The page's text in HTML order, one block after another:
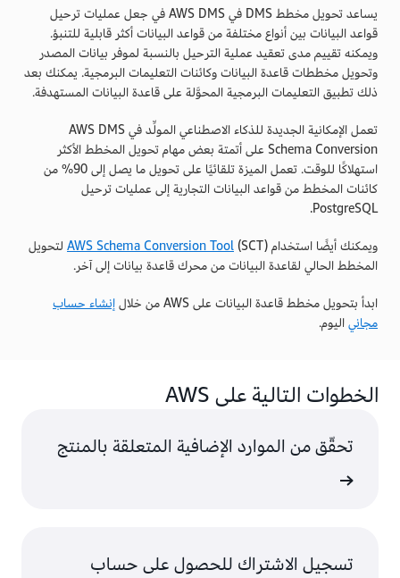
يساعد تحويل مخطط DMS في AWS DMS في جعل عمليات ترحيل
قواعد البيانات بين أنواع مختلفة من قواعد البيانات أكثر قابلية للتنبؤ.
ويمكنه تقييم مدى تعقيد عملية الترحيل بالنسبة لموفر بيانات المصدر
وتحويل مخططات قاعدة البيانات وكائنات التعليمات البرمجية. يمكنك بعد
ذلك تطبيق التعليمات البرمجية المحوَّلة على قاعدة البيانات المستهدفة.
تعمل الإمكانية الجديدة للذكاء الاصطناعي المولِّد في AWS DMS
Schema Conversion على أتمتة بعض مهام تحويل المخطط الأكثر
استهلاكًا للوقت. تعمل الميزة تلقائيًا على تحويل ما يصل إلى 90% من
كائنات المخطط من قواعد البيانات التجارية إلى عمليات ترحيل
PostgreSQL.
ويمكنك أيضًا استخدام
AWS Schema Conversion Tool (SCT) لتحويل
المخطط الحالي لقاعدة البيانات من محرك قاعدة بيانات إلى آخر.
ابدأ بتحويل مخطط قاعدة البيانات على AWS من خلال
إنشاء حساب
مجانياليوم.
الخطوات التالية على AWS
تحقّق من الموارد الإضافية المتعلقة بالمنتج
تسجيل الاشتراك للحصول على حساب